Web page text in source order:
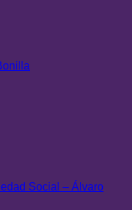
Social – Álvaro